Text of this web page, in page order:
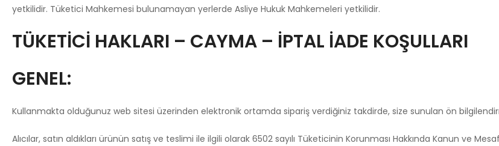
yetkilidir. Tüketici Mahkemesi bulunamayan yerlerde Asliye Hukuk Mahkemeleri yetkilidir.
TÜKETİCİ HAKLARI – CAYMA – İPTAL İADE KOŞULLARI
GENEL:
Kullanmakta olduğunuz web sitesi üzerinden elektronik ortamda sipariş verdiğiniz takdirde, size sunulan ön
Alıcılar, satın aldıkları ürünün satış ve teslimi ile ilgili olarak 6502 sayılı Tüketicinin Korunması Hakkında Kanun ve